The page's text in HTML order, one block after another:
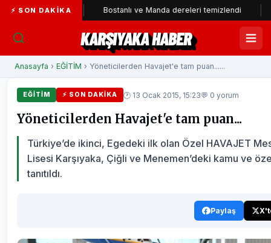
⚡ SON DAKIKABostanlı ve Manda dereleri temizlendi Alabay:
KARŞIYAKA HABER
Anasayfa › EĞİTİM › Yöneticilerden Havajet'e tam puan......
EĞİTİM ⚡ SON DAKIKA 🕐 13 Ocak 2015, 15:23💬 0 yorum
Yöneticilerden Havajet'e tam puan...
Türkiye’de ikinci, Egedeki ilk olan Özel HAVAJET
Lisesi Karşıyaka, Çiğli ve Menemen’deki kamu ve
tanıtıldı.
Paylaş